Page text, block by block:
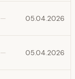
— 05.04.2026
— 05.04.2026